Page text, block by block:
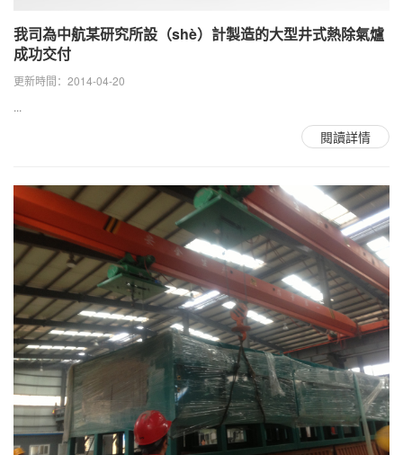
我司為中航某研究所設（shè）計製造的大型井式熱除氣爐
成功交付
更新時間：2014-04-20
...
閱讀詳情